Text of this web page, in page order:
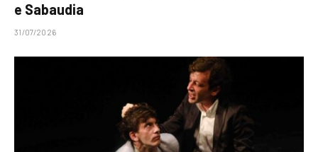
e Sabaudia
31/07/2026